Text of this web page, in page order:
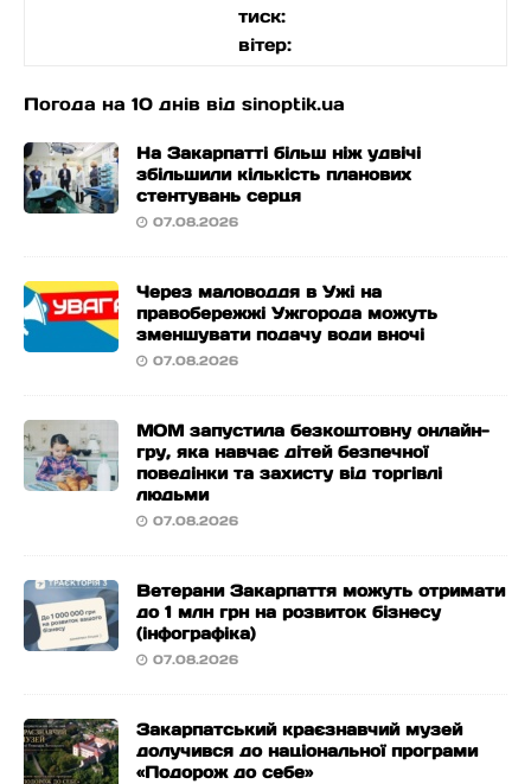
тиск:
вітер:
Погода на 10 днів від sinoptik.ua
На Закарпатті більш ніж удвічі
збільшили кількість планових
стентувань серця
07.08.2026
Через маловоддя в Ужі на
правобережжі Ужгорода можуть
зменшувати подачу води вночі
07.08.2026
МОМ запустила безкоштовну онлайн-
гру, яка навчає дітей безпечної
поведінки та захисту від торгівлі
людьми
07.08.2026
Ветерани Закарпаття можуть отримати
до 1 млн грн на розвиток бізнесу
(інфографіка)
07.08.2026
Закарпатський краєзнавчий музей
долучився до національної програми
«Подорож до себе»